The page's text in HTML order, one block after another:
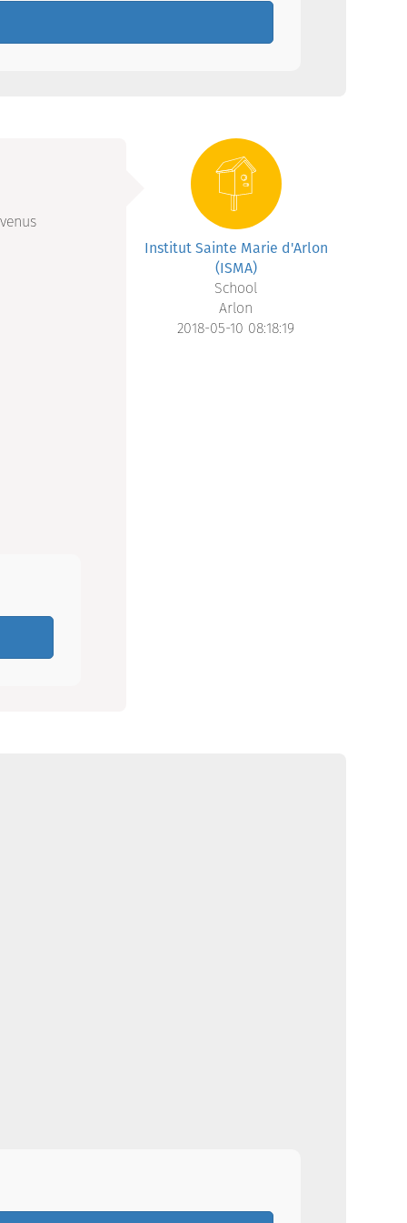
Institut Sainte Marie d'Arlon
(ISMA)
School
Arlon
2018-05-10 08:18:19